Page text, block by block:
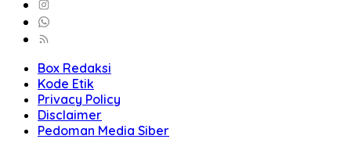
Box Redaksi
Kode Etik
Privacy Policy
Disclaimer
Pedoman Media Siber